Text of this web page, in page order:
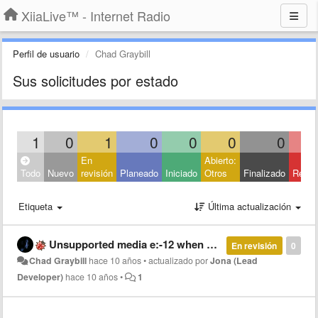
XiiaLive™ - Internet Radio
Perfil de usuario Chad Graybill
Sus solicitudes por estado
1 0 1 0 0 0 0
Todo Nuevo
En
revisión Planeado Iniciado
Abierto:
Otros
Finalizado
Etiqueta Última actualización
0
En revisión
Unsupported media e:-12 when using HTTP instead of http
Chad Graybill hace 10 años•actualizado porJona (Lead
Developer) hace 10 años• 1